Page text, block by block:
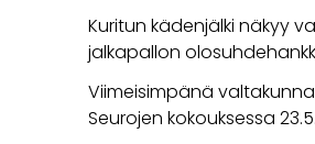
Kuritun kädenjälki näkyy
jalkapallon
Viimeisimpänä
Seurojen kokouksessa